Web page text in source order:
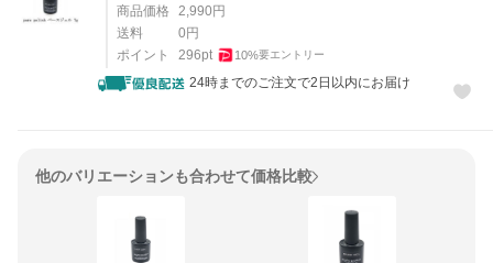
商品価格 2,990 円
送料
0 円
ポイント
296pt 10%要エントリー
24時までのご注文で2日以内にお届け
他のバリエーションも合わせて価格比較